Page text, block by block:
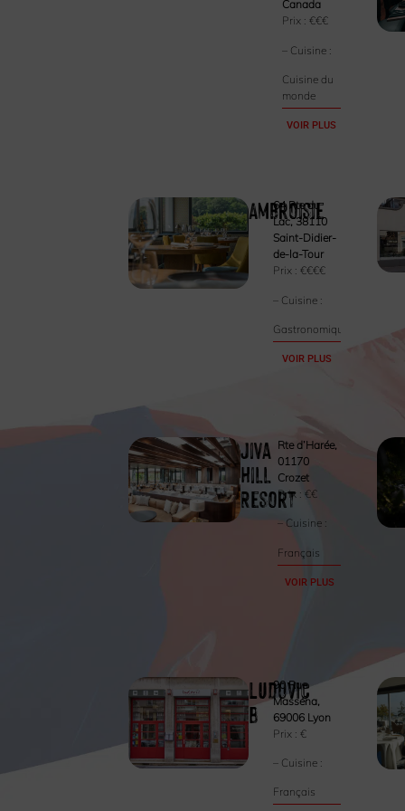
Canada
Prix : €€€
– Cuisine :
Cuisine du
monde
VOIR PLUS
Ambroisie
64 Rte du
Lac, 38110
Saint-Didier-
de-la-Tour
Prix : €€€€
– Cuisine :
Gastronomique
VOIR PLUS
Jiva
Hill
Resort
Rte d’Harée,
01170
Crozet
Prix :€€
– Cuisine :
Français
VOIR PLUS
LUDOVIC
B
90 Rue
Masséna,
69006 Lyon
Prix : €
– Cuisine :
Français